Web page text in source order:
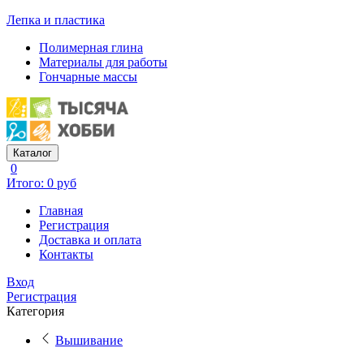
Лепка и пластика
Полимерная глина
Материалы для работы
Гончарные массы
Каталог
0
Итого: 0 руб
Главная
Регистрация
Доставка и оплата
Контакты
Вход
Регистрация
Категория
Вышивание